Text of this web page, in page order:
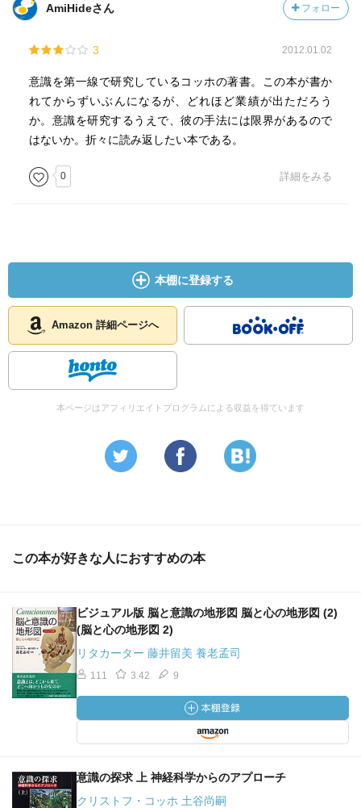
AmiHideさん フォロー
3 2012.01.02
意識を第一線で研究しているコッホの著書。この本が書か
れてからずいぶんになるが、どれほど業績が出ただろう
か。意識を研究するうえで、彼の手法には限界があるので
はないか。折々に読み返したい本である。
0 詳細をみる
本棚に登録する
Amazon 詳細ページへ
本ページはアフィリエイトプログラムによる収益を得ています
この本が好きな人におすすめの本
ビジュアル版 脳と意識の地形図 脳と心の地形図 (2)
(脳と心の地形図 2)
リタカーター 藤井留美 養老孟司
111 3.42 9
意識の探求 上 神経科学からのアプローチ
クリストフ・コッホ 土谷尚嗣